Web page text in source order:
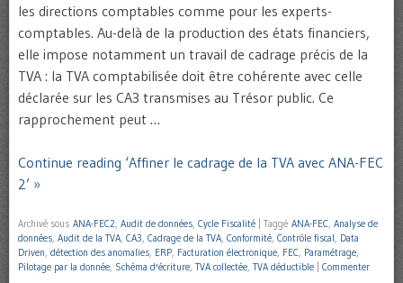
les directions comptables comme pour les experts-
comptables. Au-delà de la production des états financiers,
elle impose notamment un travail de cadrage précis de la
TVA : la TVA comptabilisée doit être cohérente avec celle
déclarée sur les CA3 transmises au Trésor public. Ce
rapprochement peut …
Continue reading ‘Affiner le cadrage de la TVA avec ANA-FEC
2’ »
Archivé sous ANA-FEC2, Audit de données, Cycle Fiscalité Taggé ANA-FEC, Analyse de
données, Audit de la TVA, CA3, Cadrage de la TVA, Conformité, Contrôle fiscal, Data
Driven, détection des anomalies, ERP, Facturation électronique, FEC, Paramétrage,
Pilotage par la donnée, Schéma d'écriture, TVA collectée, TVA déductible Commenter